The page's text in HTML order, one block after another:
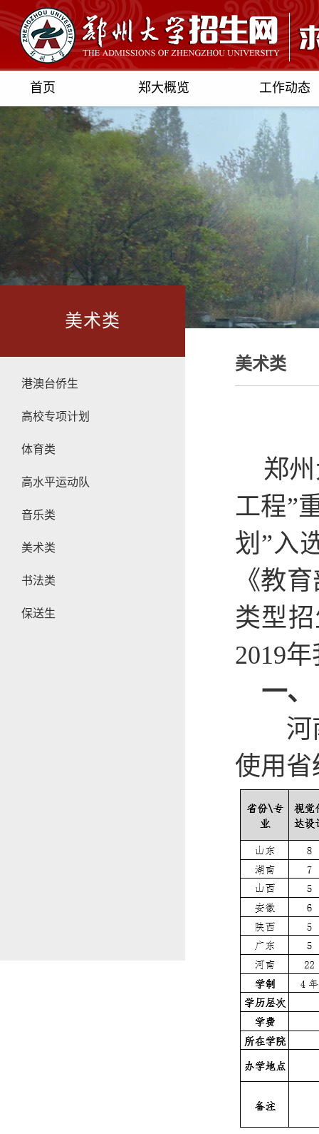
首页 郑大概览 工作动态
美术类
港澳台侨生
高校专项计划
体育类
高水平运动队
音乐类
美术类
书法类
保送生
美术类
郑
工程”
划”入
《教
类型
2019
一、
河南
使用